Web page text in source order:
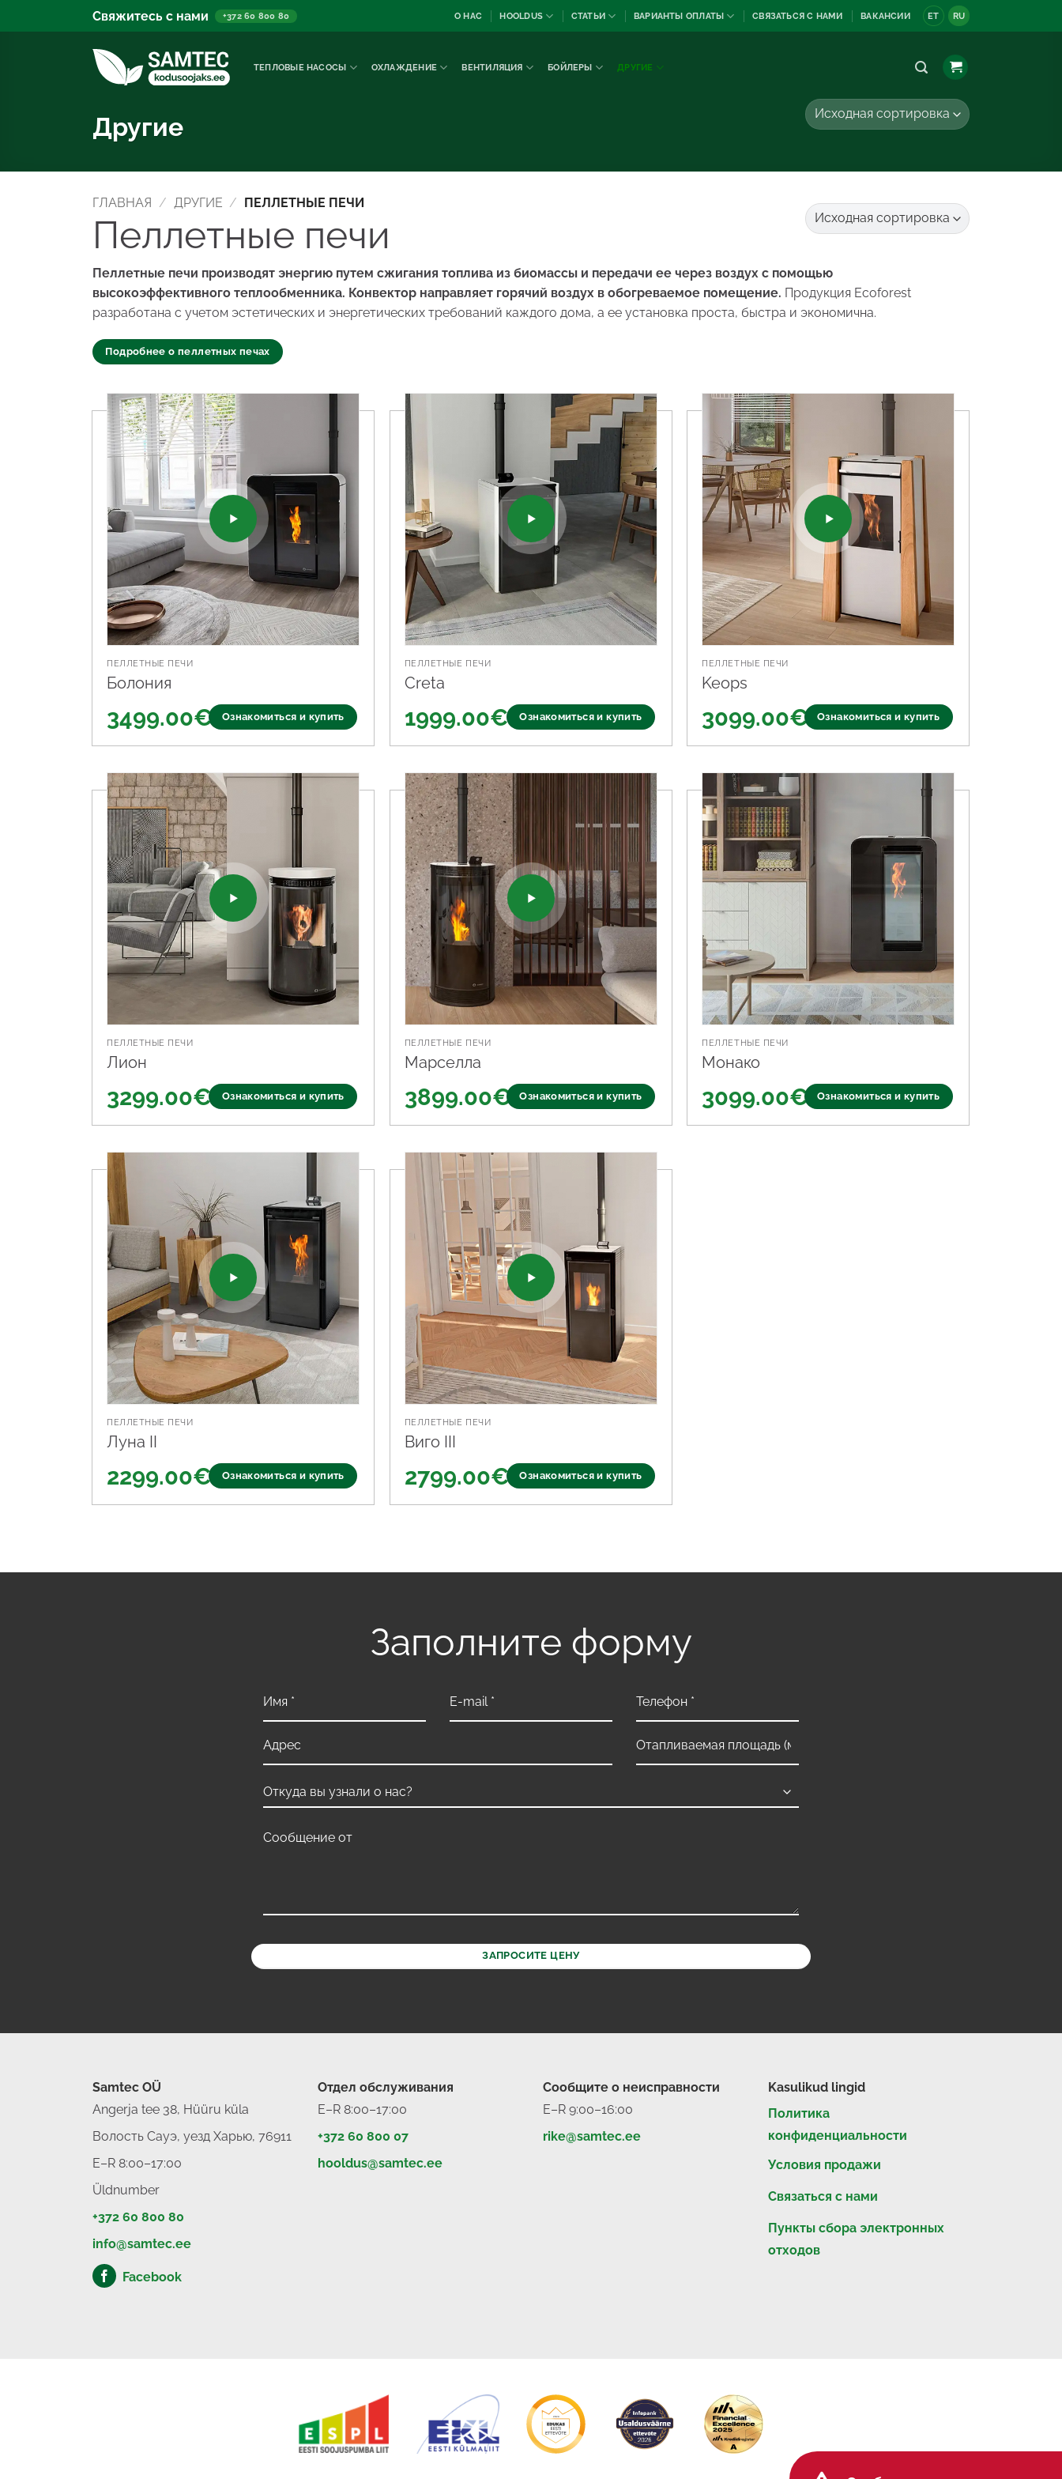
к
Свяжитесь с нами +372 60 800 80 О НАС HOOLDUS СТАТЬИ ВАРИАНТЫ ОПЛАТЫ СВЯЗАТЬСЯ С НАМИ ВАКАНСИИ ET RU
ТЕПЛОВЫЕ НАСОСЫ ОХЛАЖДЕНИЕ ВЕНТИЛЯЦИЯ БОЙЛЕРЫ ДРУГИЕ
Другие
ГЛАВНАЯ / ДРУГИЕ / ПЕЛЛЕТНЫЕ ПЕЧИ
Пеллетные печи
Пеллетные печи производят энергию путем сжигания топлива из биомассы и передачи ее через воздух с помощью
высокоэффективного теплообменника. Конвектор направляет горячий воздух в обогреваемое помещение. Продукция Ecoforest
разработана с учетом эстетических и энергетических требований каждого дома, а ее установка проста, быстра и экономична.
Подробнее о пеллетных печах
ПЕЛЛЕТНЫЕ ПЕЧИ
Болония
3499.00€ Ознакомиться и купить
ПЕЛЛЕТНЫЕ ПЕЧИ
Creta
1999.00€ Ознакомиться и купить
ПЕЛЛЕТНЫЕ ПЕЧИ
Keops
3099.00€ Ознакомиться и купить
ПЕЛЛЕТНЫЕ ПЕЧИ
Лион
3299.00€ Ознакомиться и купить
ПЕЛЛЕТНЫЕ ПЕЧИ
Марселла
3899.00€ Ознакомиться и купить
ПЕЛЛЕТНЫЕ ПЕЧИ
Монако
3099.00€ Ознакомиться и купить
ПЕЛЛЕТНЫЕ ПЕЧИ
Луна II
2299.00€ Ознакомиться и купить
ПЕЛЛЕТНЫЕ ПЕЧИ
Виго III
2799.00€ Ознакомиться и купить
Заполните форму
Samtec OÜ
Angerja tee 38, Hüüru küla
Волость Сауэ, уезд Харью, 76911
E–R 8:00–17:00
Üldnumber
+372 60 800 80
info@samtec.ee
Facebook
Отдел обслуживания
E–R 8:00–17:00
+372 60 800 07
hooldus@samtec.ee
Сообщите о неисправности
E–R 9:00–16:00
rike@samtec.ee
Kasulikud lingid
Политика
конфиденциальности
Условия продажи
Связаться с нами
Пункты сбора электронных
отходов